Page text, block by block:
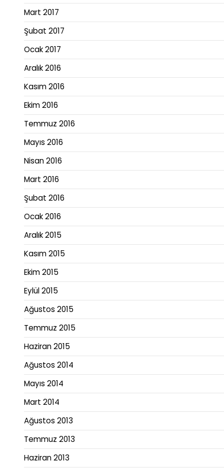
Mart 2017
Şubat 2017
Ocak 2017
Aralık 2016
Kasım 2016
Ekim 2016
Temmuz 2016
Mayıs 2016
Nisan 2016
Mart 2016
Şubat 2016
Ocak 2016
Aralık 2015
Kasım 2015
Ekim 2015
Eylül 2015
Ağustos 2015
Temmuz 2015
Haziran 2015
Ağustos 2014
Mayıs 2014
Mart 2014
Ağustos 2013
Temmuz 2013
Haziran 2013